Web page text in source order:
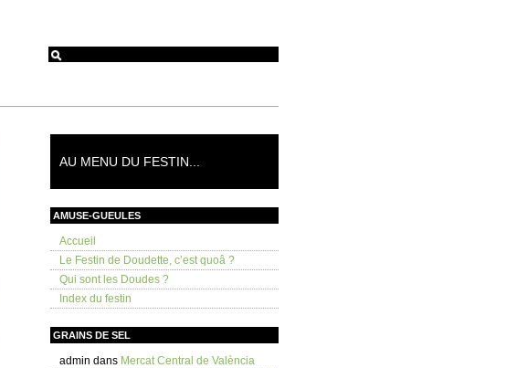
AU MENU DU FESTIN...
AMUSE-GUEULES
Accueil
Le Festin de Doudette, c’est quoâ ?
Qui sont les Doudes ?
Index du festin
GRAINS DE SEL
admin dans Mercat Central de València